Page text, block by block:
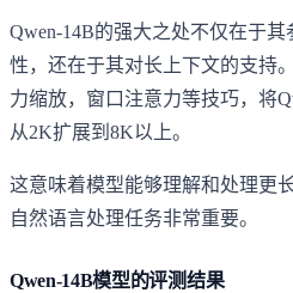
Qwen-14B的强大之处不仅在于
性，还在于其对长上下文的支持
力缩放，窗口注意力等技巧，将
从2K扩展到8K以上。
这意味着模型能够理解和处理更
自然语言处理任务非常重要。
Qwen-14B模型的评测结果